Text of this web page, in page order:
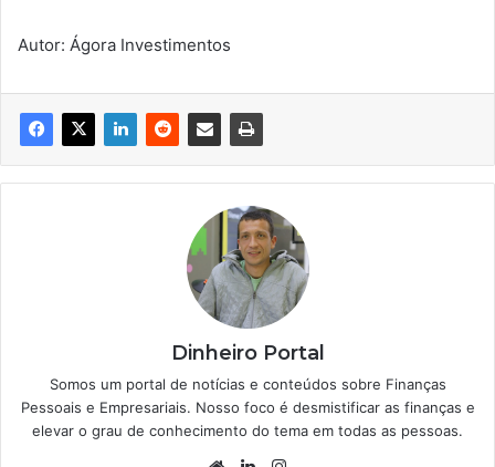
Autor: Ágora Investimentos
Dinheiro Portal
Somos um portal de notícias e conteúdos sobre Finanças
Pessoais e Empresariais. Nosso foco é desmistificar as finanças e
elevar o grau de conhecimento do tema em todas as pessoas.